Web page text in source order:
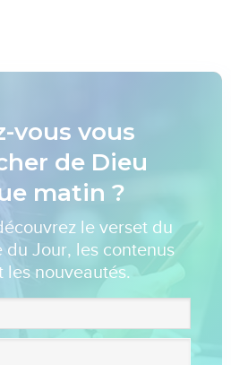
vous vous
de Dieu
matin ?
le verset du
du Jour, les contenus
les nouveautés.